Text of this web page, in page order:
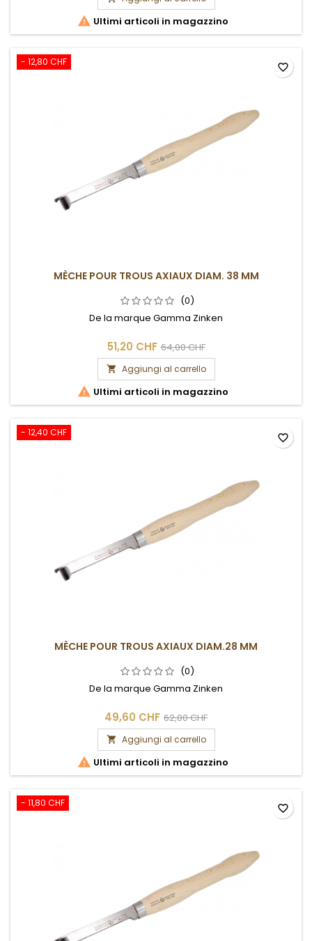
 Ultimi articoli in magazzino
- 12,80 CHF
MÈCHE POUR TROUS AXIAUX DIAM. 38 MM
(0)
De la marque Gamma Zinken
51,20 CHF 64,00 CHF
 Aggiungi al carrello
 Ultimi articoli in magazzino
favorite_border
- 12,40 CHF
MÈCHE POUR TROUS AXIAUX DIAM.28 MM
(0)
De la marque Gamma Zinken
49,60 CHF 62,00 CHF
 Aggiungi al carrello
 Ultimi articoli in magazzino
favorite_border
- 11,80 CHF favorite_border